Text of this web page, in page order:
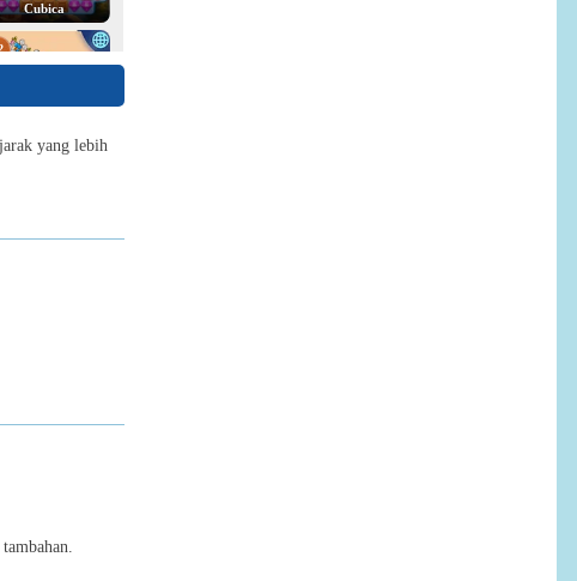
Cubica
Save Little Red Hood
Purr tour Find differences
yang lebih